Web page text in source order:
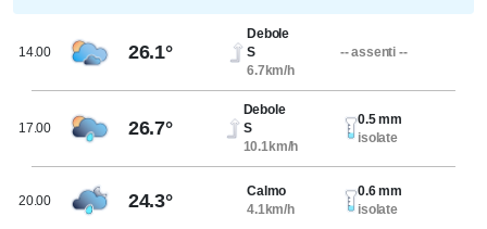
14.00 26.1°
Debole
S
6.7km/h
-- assenti --
17.00 26.7°
Debole
S
10.1km/h
0.5 mm
isolate
20.00 24.3°
Calmo
4.1km/h
0.6 mm
isolate